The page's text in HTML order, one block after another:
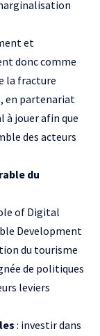
et
donc comme
la fracture
en partenariat
à jouer afin que
des acteurs
du
of Digital
Development
du tourisme
de politiques
leviers
: investir dans